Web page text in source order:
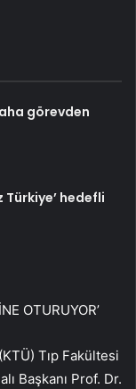
görevden
Türkiye’ hedefli
OTURUYOR’
Tıp Fakültesi
Başkanı Prof. Dr.